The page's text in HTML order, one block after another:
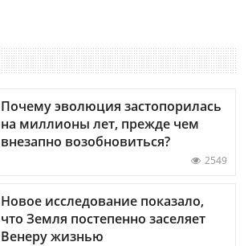
Почему эволюция застопорилась
на миллионы лет, прежде чем
внезапно возобновиться?
2549
Новое исследование показало,
что Земля постепенно заселяет
Венеру жизнью